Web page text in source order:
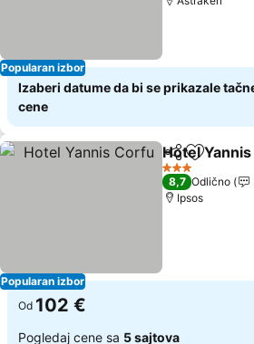
Popularan izbor
Izaberi datume da bi se prikazale
cene
Popularan izbor
Deli Dodati u
Hotel
3 Zvezdice
8,7 Odlično
Ipsos
Od 102 €
Pogledaj cene sa 5 sajtova